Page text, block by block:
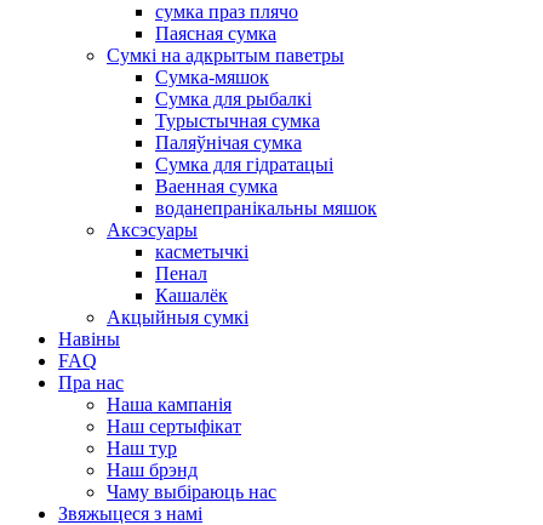
сумка праз плячо
Паясная сумка
Сумкі на адкрытым паветры
Сумка-мяшок
Сумка для рыбалкі
Турыстычная сумка
Паляўнічая сумка
Сумка для гідратацыі
Ваенная сумка
воданепранікальны мяшок
Аксэсуары
касметычкі
Пенал
Кашалёк
Акцыйныя сумкі
Навіны
FAQ
Пра нас
Наша кампанія
Наш сертыфікат
Наш тур
Наш брэнд
Чаму выбіраюць нас
Звяжыцеся з намі